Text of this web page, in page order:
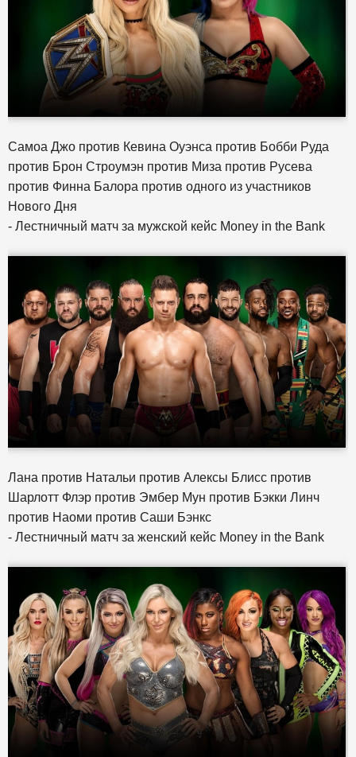
Самоа Джо против Кевина Оуэнса против Бобби Руда
против Брон Строумэн против Миза против Русева
против Финна Балора против одного из участников
Нового Дня
- Лестничный матч за мужской кейс Money in the Bank
Лана против Натальи против Алексы Блисс против
Шарлотт Флэр против Эмбер Мун против Бэкки Линч
против Наоми против Саши Бэнкс
- Лестничный матч за женский кейс Money in the Bank